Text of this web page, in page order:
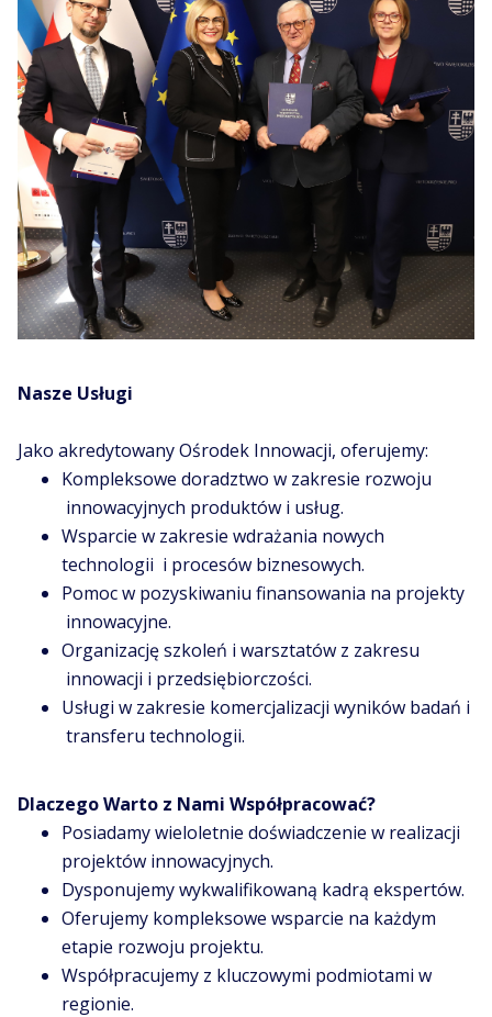
Nasze Usługi
Jako akredytowany Ośrodek Innowacji, oferujemy:
Kompleksowe doradztwo w zakresie rozwoju
innowacyjnych produktów i usług.
Wsparcie w zakresie wdrażania nowych
technologii i procesów biznesowych.
Pomoc w pozyskiwaniu finansowania na projekty
innowacyjne.
Organizację szkoleń i warsztatów z zakresu
innowacji i przedsiębiorczości.
Usługi w zakresie komercjalizacji wyników badań i
transferu technologii.
Dlaczego Warto z Nami Współpracować?
Posiadamy wieloletnie doświadczenie w realizacji
projektów innowacyjnych.
Dysponujemy wykwalifikowaną kadrą ekspertów.
Oferujemy kompleksowe wsparcie na każdym
etapie rozwoju projektu.
Współpracujemy z kluczowymi podmiotami w
regionie.